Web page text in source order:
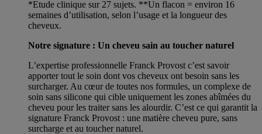
*Etude clinique sur 27 sujets. **Un flacon = environ 16
semaines d’utilisation, selon l’usage et la longueur des
cheveux.
Notre signature : Un cheveu sain au toucher naturel
L’expertise professionnelle Franck Provost c’est savoir
apporter tout le soin dont vos cheveux ont besoin sans les
surcharger. Au cœur de toutes nos formules, un complexe de
soin sans silicone qui cible uniquement les zones abîmées du
cheveu pour les traiter sans les alourdir. C’est ce qui garantit la
signature Franck Provost : une matière cheveu pure, sans
surcharge et au toucher naturel.